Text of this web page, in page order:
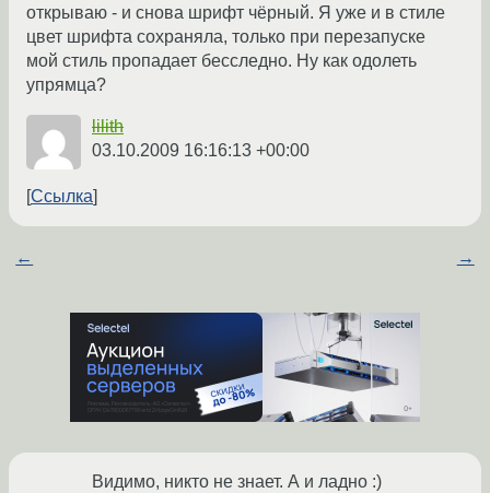
открываю - и снова шрифт чёрный. Я уже и в стиле
цвет шрифта сохраняла, только при перезапуске
мой стиль пропадает бесследно. Ну как одолеть
упрямца?
lilith
03.10.2009 16:16:13 +00:00
Ссылка
← →
Видимо, никто не знает. А и ладно :)